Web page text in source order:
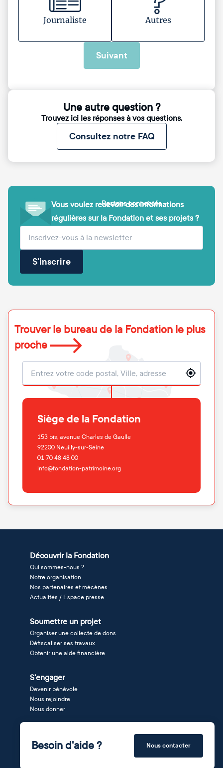
Journaliste Autres
Suivant
Une autre question ?
Trouvez ici les réponses à vos questions.
Consultez notre FAQ
Vous voulez recevoir des informations
régulières sur la Fondation et ses projets ?
Votre adresse e-mail (obligatoire)
S'inscrire
Restons connectés
Trouver le bureau de la Fondation le plus
proche
Localisation
Siège de la Fondation
153 bis, avenue Charles de Gaulle
92200 Neuilly-sur-Seine
01 70 48 48 00
info@fondation-patrimoine.org
Découvrir la Fondation
Qui sommes-nous ?
Notre organisation
Nos partenaires et mécènes
Actualités / Espace presse
Soumettre un projet
Organiser une collecte de dons
Défiscaliser ses travaux
Obtenir une aide financière
S'engager
Devenir bénévole
Nous rejoindre
Nous donner
Besoin d'aide ? Nous contacter